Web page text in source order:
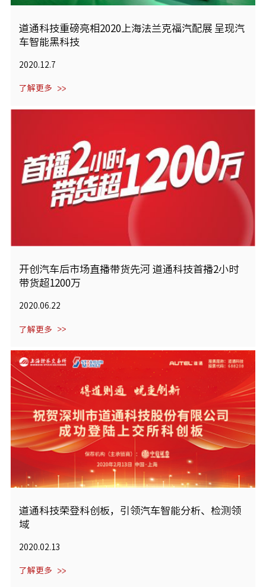
道通科技重磅亮相2020上海法兰克福汽配展 呈现汽
车智能黑科技
2020.12.7
了解更多
开创汽车后市场直播带货先河 道通科技首播2小时
带货超1200万
2020.06.22
了解更多
道通科技荣登科创板，引领汽车智能分析、检测领
域
2020.02.13
了解更多